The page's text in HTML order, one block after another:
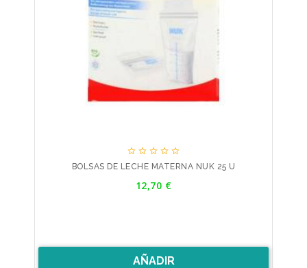
    
BOLSAS DE LECHE MATERNA NUK 25 U
12,70 €
AÑADIR